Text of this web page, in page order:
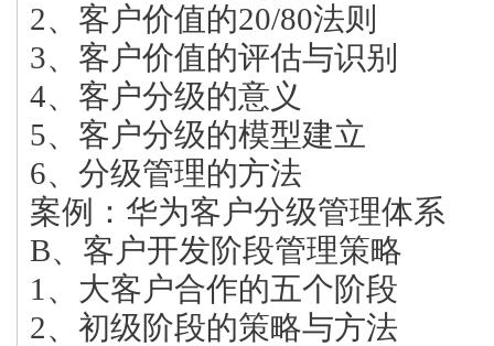
2、客户价值的20/80法则
3、客户价值的评估与识别
4、客户分级的意义
5、客户分级的模型建立
6、分级管理的方法
案例：华为客户分级管理体系
B、客户开发阶段管理策略
1、大客户合作的五个阶段
2、初级阶段的策略与方法